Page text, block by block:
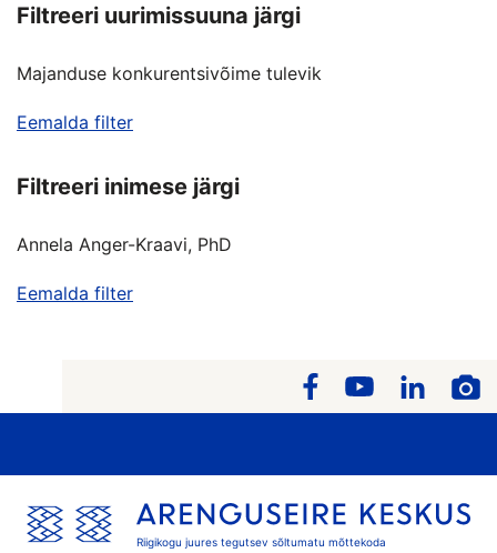
Filtreeri uurimissuuna järgi
Majanduse konkurentsivõime tulevik
Eemalda filter
Filtreeri inimese järgi
Annela Anger-Kraavi, PhD
Eemalda filter
Riigikogu juures tegutsev sõltumatu mõttekoda